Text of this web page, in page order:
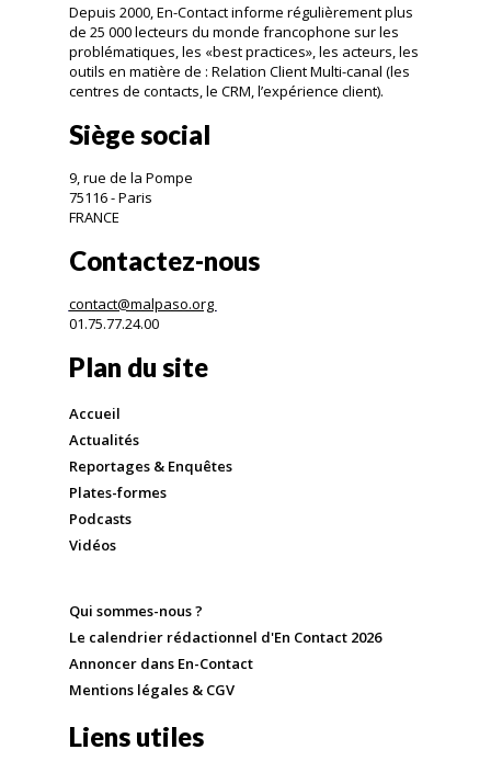
Depuis 2000, En-Contact informe régulièrement plus
de 25 000 lecteurs du monde francophone sur les
problématiques, les «best practices», les acteurs, les
outils en matière de : Relation Client Multi-canal (les
centres de contacts, le CRM, l’expérience client).
Siège social
9, rue de la Pompe
75116 - Paris
FRANCE
Contactez-nous
contact@malpaso.org
01.75.77.24.00
Plan du site
Accueil
Actualités
Reportages & Enquêtes
Plates-formes
Podcasts
Vidéos
Qui sommes-nous ?
Le calendrier rédactionnel d'En Contact 2026
Annoncer dans En-Contact
Mentions légales & CGV
Liens utiles